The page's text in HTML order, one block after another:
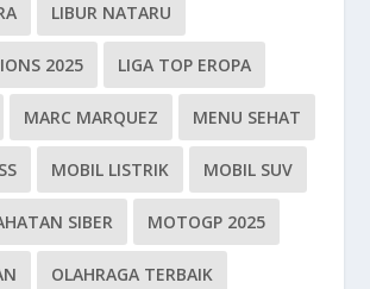
LIBUR NATARU
2025 LIGA TOP EROPA
MARC MARQUEZ MENU SEHAT
MOBIL LISTRIK MOBIL SUV
SIBER MOTOGP 2025
OLAHRAGA TERBAIK